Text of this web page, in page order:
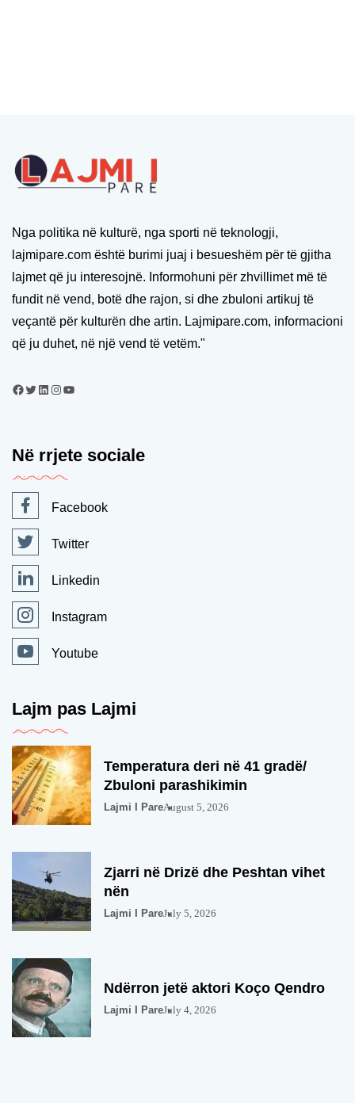
Nga politika në kulturë, nga sporti në teknologji,
lajmipare.com është burimi juaj i besueshëm për të gjitha
lajmet që ju interesojnë. Informohuni për zhvillimet më të
fundit në vend, botë dhe rajon, si dhe zbuloni artikuj të
veçantë për kulturën dhe artin. Lajmipare.com, informacioni
që ju duhet, në një vend të vetëm."
Në rrjete sociale
Facebook
Twitter
Linkedin
Instagram
Youtube
Lajm pas Lajmi
Temperatura deri në 41 gradë/
Zbuloni parashikimin
Lajmi I PareAugust 5, 2026
Zjarri në Drizë dhe Peshtan vihet
nën
Lajmi I PareJuly 5, 2026
Ndërron jetë aktori Koço Qendro
Lajmi I PareJuly 4, 2026